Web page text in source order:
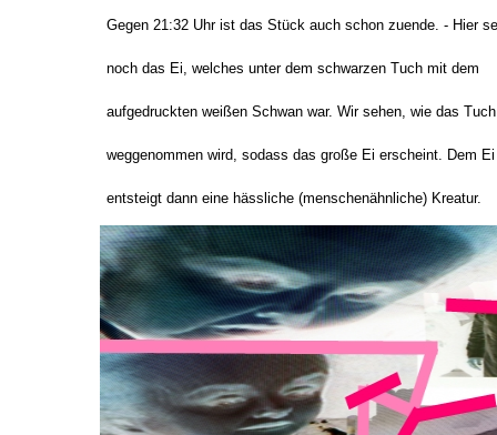
Gegen 21:32 Uhr ist das Stück auch schon zuende. - Hier
noch das Ei, welches unter dem schwarzen Tuch mit dem
aufgedruckten weißen Schwan war. Wir sehen, wie das Tuch
weggenommen wird, sodass das große Ei erscheint. Dem Ei
entsteigt dann eine hässliche (menschenähnliche) Kreatur.